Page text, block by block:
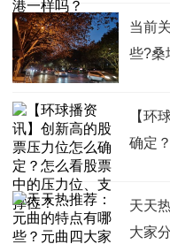
当前
些?桑
【环
确定
天天
大家